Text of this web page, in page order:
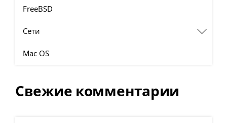
FreeBSD
Сети
Mac OS
Свежие комментарии